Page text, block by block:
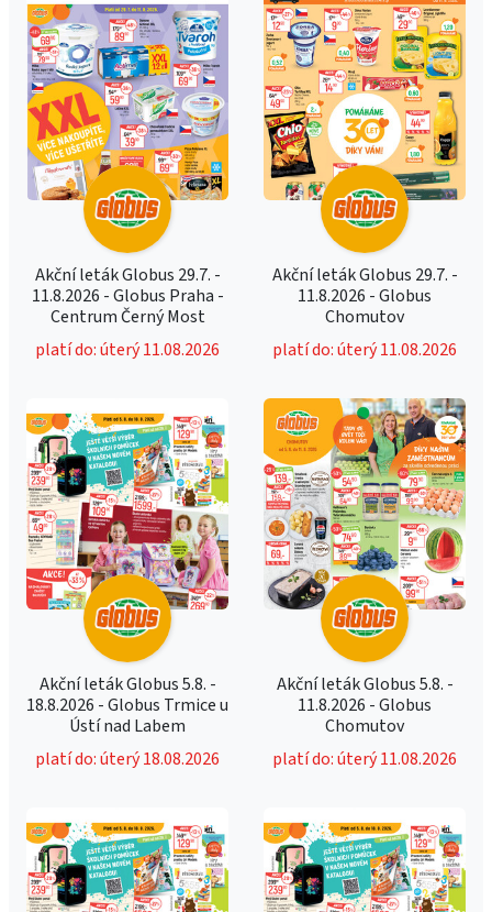
Akční leták Globus 29.7. -
11.8.2026 - Globus Praha -
Centrum Černý Most
platí do: úterý 11.08.2026
Akční leták Globus 29.7. -
11.8.2026 - Globus
Chomutov
platí do: úterý 11.08.2026
Akční leták Globus 5.8. -
18.8.2026 - Globus Trmice u
Ústí nad Labem
platí do: úterý 18.08.2026
Akční leták Globus 5.8. -
11.8.2026 - Globus
Chomutov
platí do: úterý 11.08.2026